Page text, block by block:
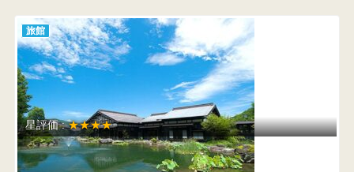
旅館
星評価 :★★★★
温泉御宿 龍言